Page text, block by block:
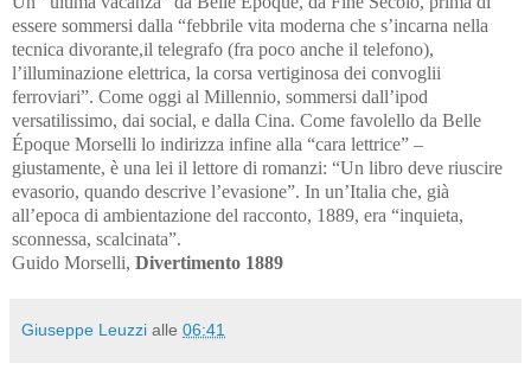
essere sommersi dalla “febbrile vita moderna che s’incarna nella
tecnica divorante,il telegrafo (fra poco anche il telefono),
l’illuminazione elettrica, la corsa vertiginosa dei convoglii
ferroviari”. Come oggi al Millennio, sommersi dall’ipod
versatilissimo, dai social, e dalla Cina. Come favolello da Belle
Époque Morselli lo indirizza infine alla “cara lettrice” –
giustamente, è una lei il lettore di romanzi: “Un libro deve riuscire
evasorio, quando descrive l’evasione”. In un’Italia che, già
all’epoca di ambientazione del racconto, 1889, era “inquieta,
sconnessa, scalcinata”.
Guido Morselli, Divertimento 1889
Giuseppe Leuzzi alle 06:41